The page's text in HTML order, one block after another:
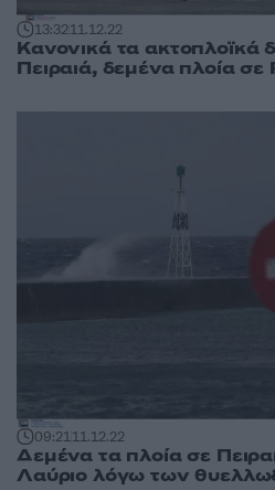
13:3211.12.22
Κανονικά τα ακτοπλοϊκά
Πειραιά, δεμένα πλοία
09:2111.12.22
Δεμένα τα πλοία σε
Λαύριο λόγω των